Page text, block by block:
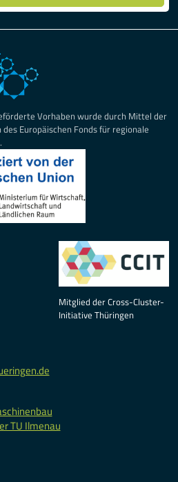
Vorhaben wurde durch Mittel der
Europäischen Fonds für regionale
Mitglied der Cross-Cluster-
Initiative Thüringen
TU Ilmenau